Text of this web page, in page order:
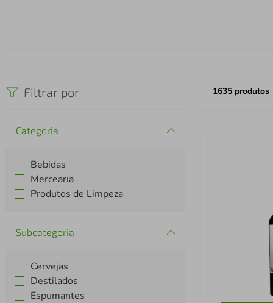
Filtrar por
Categoria
Bebidas
Mercearia
Produtos de Limpeza
Subcategoria
Cervejas
Destilados
Espumantes
1635 produtos